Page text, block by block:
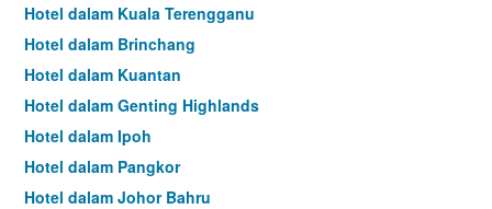
Hotel dalam Kuala Terengganu
Hotel dalam Brinchang
Hotel dalam Kuantan
Hotel dalam Genting Highlands
Hotel dalam Ipoh
Hotel dalam Pangkor
Hotel dalam Johor Bahru